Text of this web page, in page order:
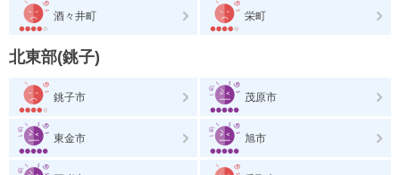
酒々井町 栄町
北東部(銚子)
銚子市 茂原市
東金市 旭市